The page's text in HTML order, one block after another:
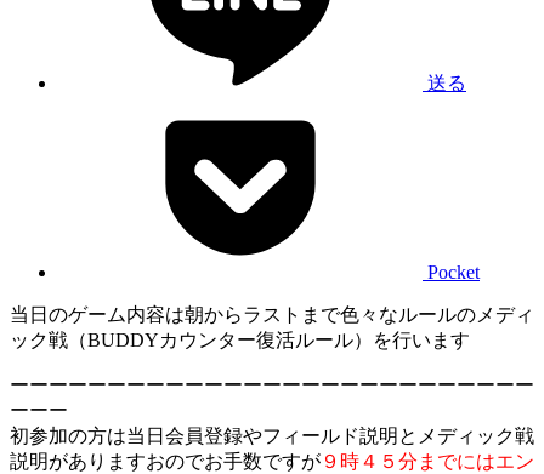
送る
Pocket
当日のゲーム内容は朝からラストまで色々なルールのメディ
ック戦（BUDDYカウンター復活ルール）を行います
ーーーーーーーーーーーーーーーーーーーーーーーーーーー
ーーー
初参加の方は当日会員登録やフィールド説明とメディック戦
説明がありますおのでお手数ですが ９時４５分までにはエン